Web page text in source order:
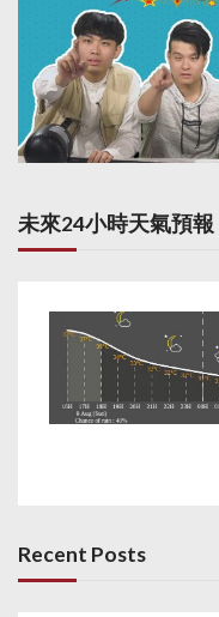
未來24小時天氣預報
Recent Posts